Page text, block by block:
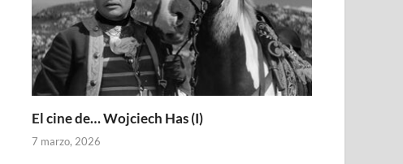
El cine de… Wojciech Has (I)
7 marzo, 2026